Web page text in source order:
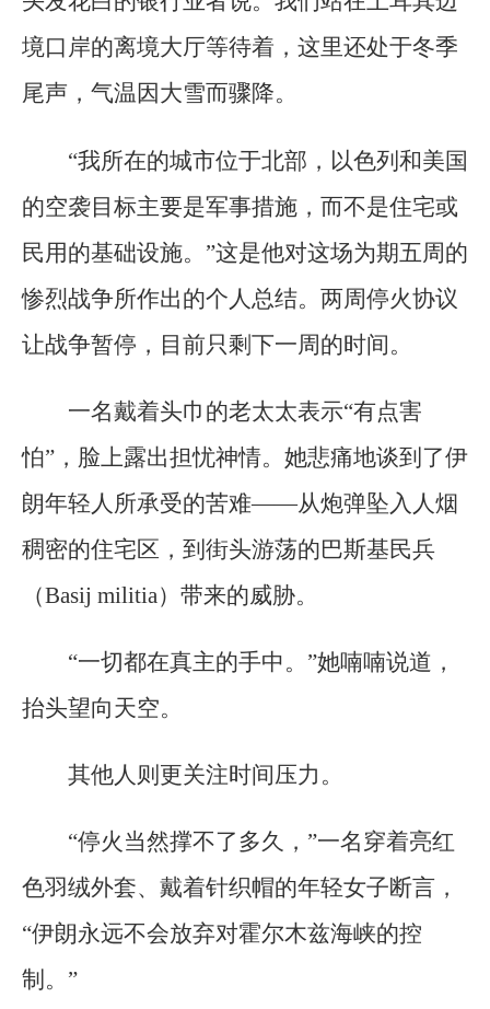
境口岸的离境大厅等待着，这里还处于冬季
尾声，气温因大雪而骤降。
“我所在的城市位于北部，以色列和美国
的空袭目标主要是军事措施，而不是住宅或
民用的基础设施。”这是他对这场为期五周的
惨烈战争所作出的个人总结。两周停火协议
让战争暂停，目前只剩下一周的时间。
一名戴着头巾的老太太表示“有点害
怕”，脸上露出担忧神情。她悲痛地谈到了伊
朗年轻人所承受的苦难——从炮弹坠入人烟
稠密的住宅区，到街头游荡的巴斯基民兵
（Basij militia）带来的威胁。
“一切都在真主的手中。”她喃喃说道，
抬头望向天空。
其他人则更关注时间压力。
“停火当然撑不了多久，”一名穿着亮红
色羽绒外套、戴着针织帽的年轻女子断言，
“伊朗永远不会放弃对霍尔木兹海峡的控
制。”